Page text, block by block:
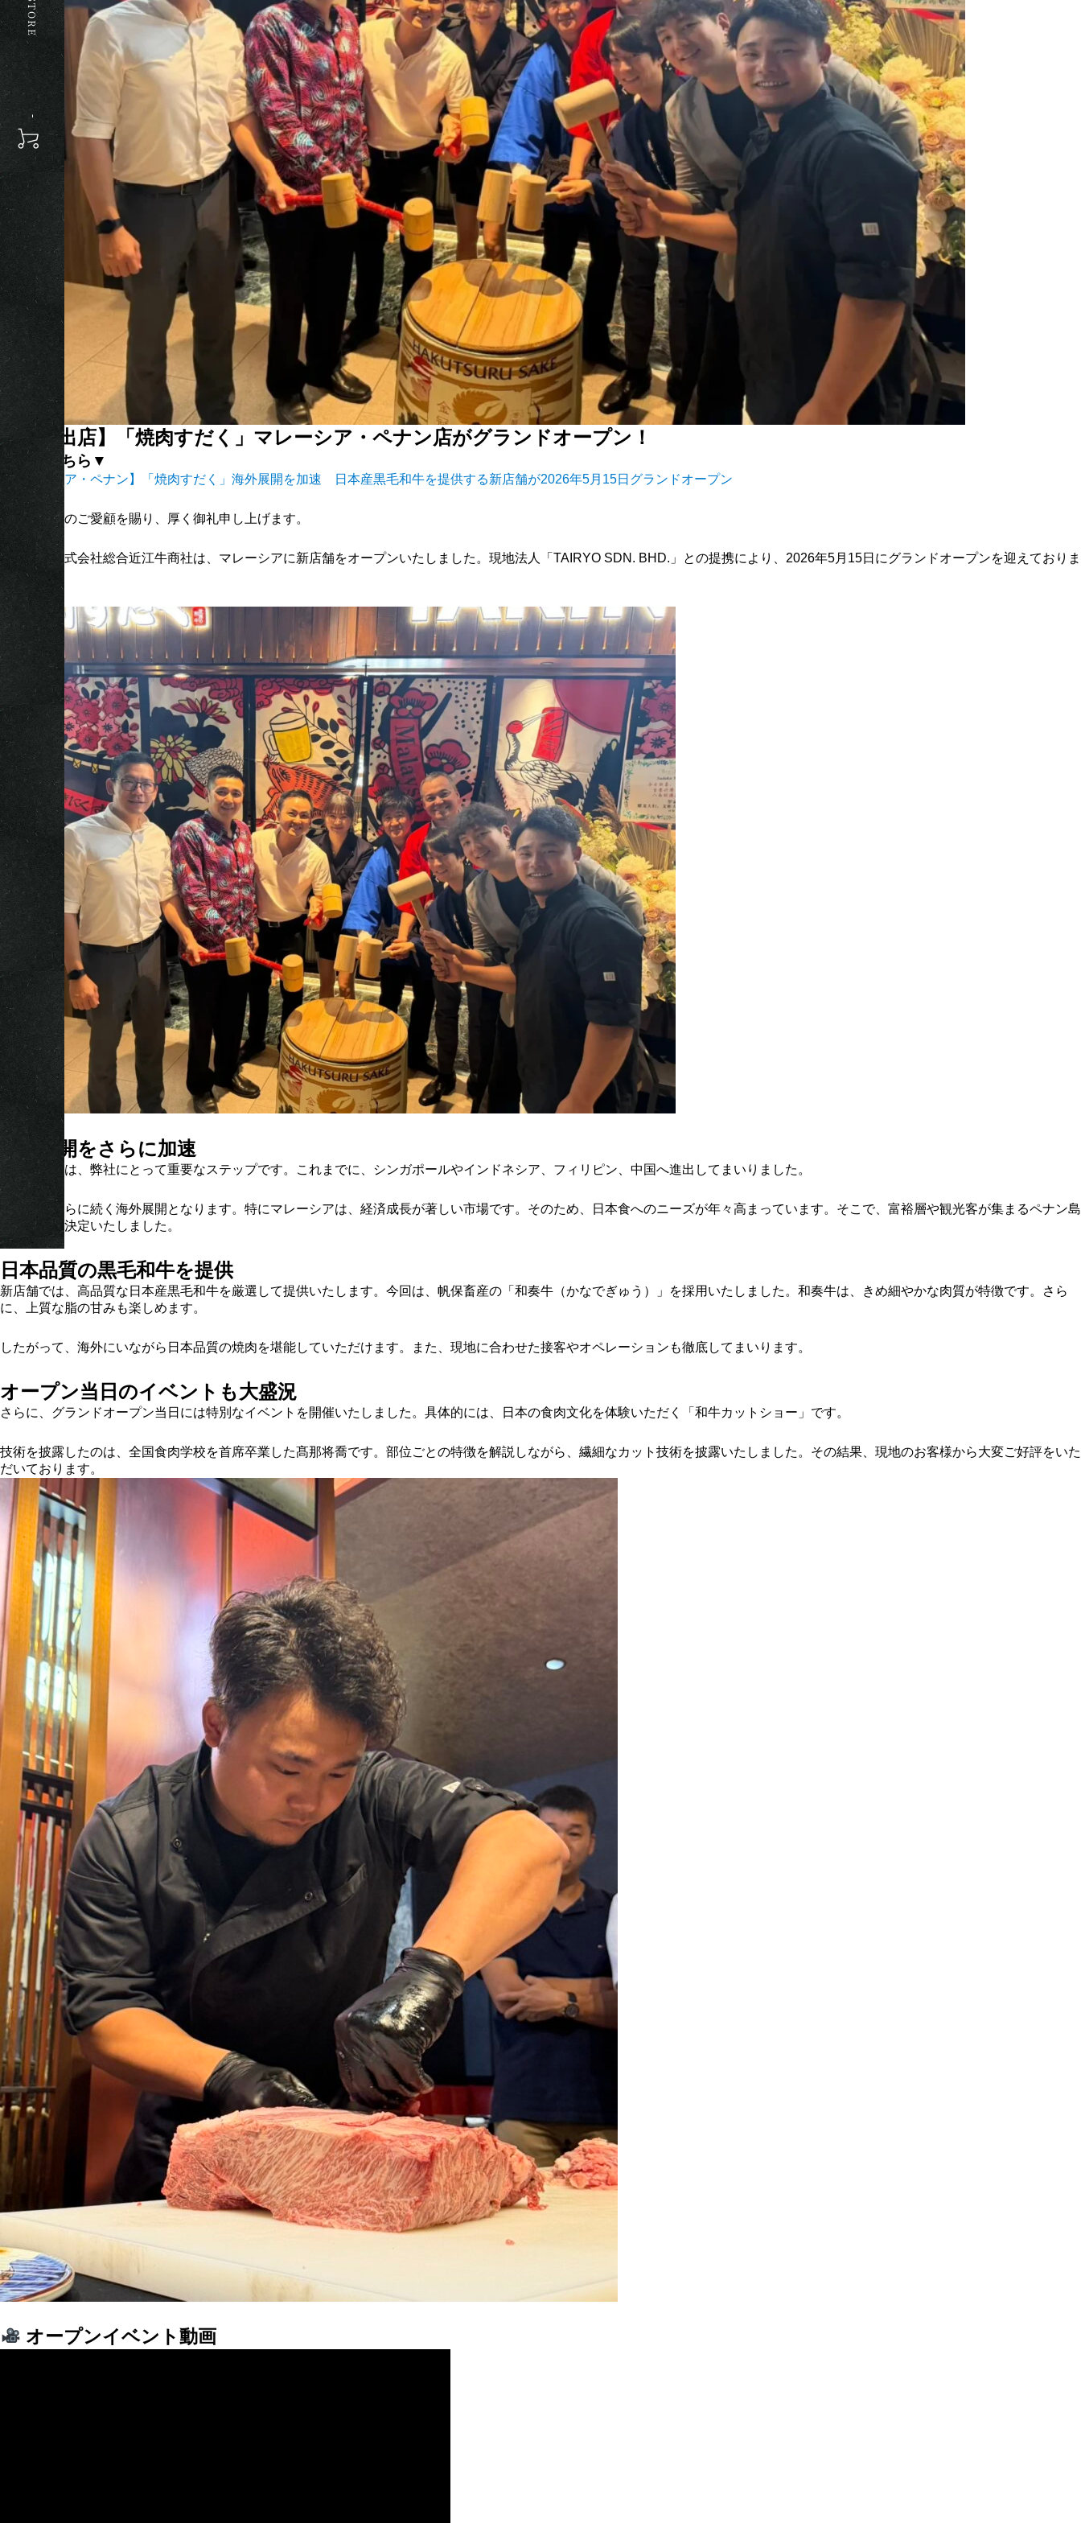
【海外出店】「焼肉すだく」マレーシア・ペナン店がグランドオープン！
詳細はこちら▼
【マレーシア・ペナン】「焼肉すだく」海外展開を加速 日本産黒毛和牛を提供する新店舗が2026年5月15日グランドオープン
平素は格別のご愛顧を賜り、厚く御礼申し上げます。
この度、株式会社総合近江牛商社は、マレーシアに新店舗をオープンいたしました。現地法人「TAIRYO SDN. BHD.」との提携により、2026年5月15日にグランドオープンを迎えておりま
海外展開をさらに加速
今回の出店は、弊社にとって重要なステップです。これまでに、シンガポールやインドネシア、フィリピン、中国へ進出してまいりました。
今回はそれらに続く海外展開となります。特にマレーシアは、経済成長が著しい市場です。そのため、日本食へのニーズが年々高まっています。そこで、富裕層や観光客が集まるペナン島
への出店を決定いたしました。
日本品質の黒毛和牛を提供
新店舗では、高品質な日本産黒毛和牛を厳選して提供いたします。今回は、帆保畜産の「和奏牛（かなでぎゅう）」を採用いたしました。和奏牛は、きめ細やかな肉質が特徴です。さら
に、上質な脂の甘みも楽しめます。
したがって、海外にいながら日本品質の焼肉を堪能していただけます。また、現地に合わせた接客やオペレーションも徹底してまいります。
オープン当日のイベントも大盛況
さらに、グランドオープン当日には特別なイベントを開催いたしました。具体的には、日本の食肉文化を体験いただく「和牛カットショー」です。
技術を披露したのは、全国食肉学校を首席卒業した髙那将喬です。部位ごとの特徴を解説しながら、繊細なカット技術を披露いたしました。その結果、現地のお客様から大変ご好評をいた
だいております。
オープンイベント動画